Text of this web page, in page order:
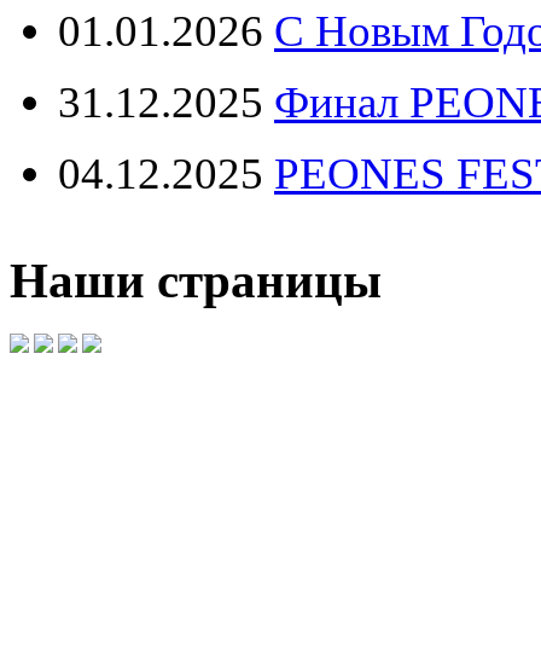
01.01.2026 С Новым
31.12.2025 Финал
04.12.2025 PEONES
Наши страницы